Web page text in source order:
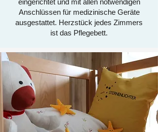
eingerichtet und mit allen notwendigen
Anschlüssen für medizinische Geräte
ausgestattet. Herzstück jedes Zimmers
ist das Pflegebett.